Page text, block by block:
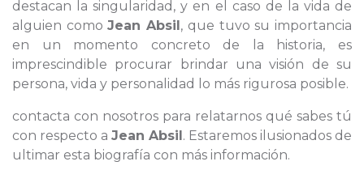
destacan la singularidad, y en el caso de la vida de
alguien comoJean Absil, que tuvo su importancia
en un momento concreto de la historia, es
imprescindible procurar brindar una visión de su
persona, vida y personalidad lo más rigurosa posible.
contacta con nosotros para relatarnos qué sabes tú
con respecto a Jean Absil. Estaremos ilusionados de
ultimar esta biografía con más información.